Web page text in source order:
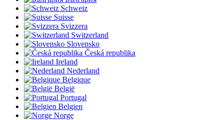
Schweiz
Suisse
Svizzera
Switzerland
Slovensko
Česká republika
Ireland
Nederland
Belgique
België
Portugal
Belgien
Norge